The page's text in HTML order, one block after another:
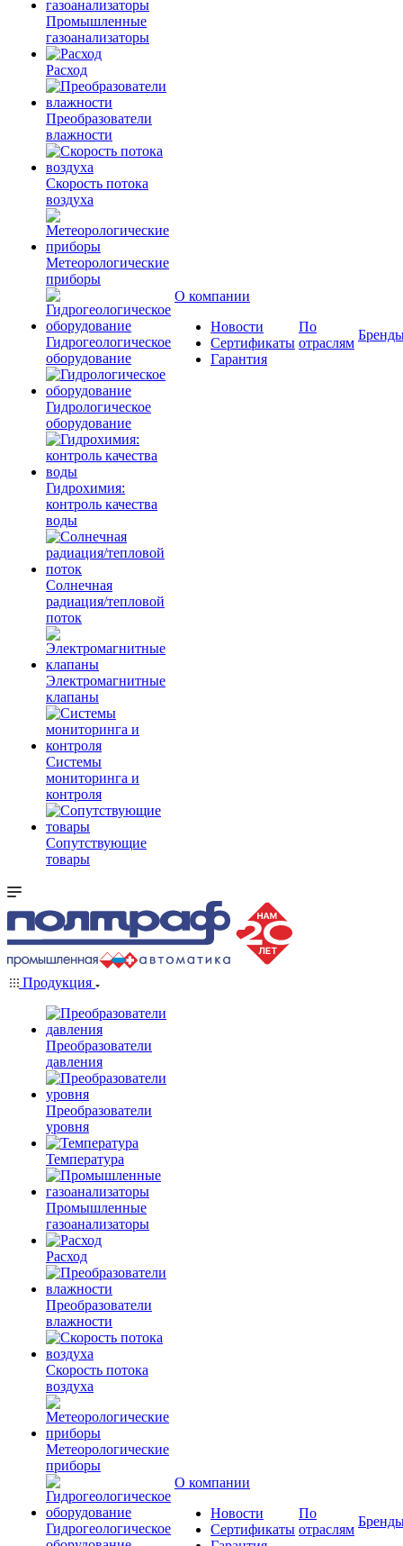
Промышленные
газоанализаторы
Расход
Преобразователи
влажности
Скорость потока
воздуха
Метеорологические
приборы
Гидрогеологическое
оборудование
Гидрологическое
оборудование
Гидрохимия:
контроль качества
воды
Солнечная
радиация/тепловой
поток
Электромагнитные
клапаны
Системы
мониторинга и
контроля
Сопутствующие
товары
О компании
Новости
Сертификаты
Гарантия
По
отраслям
Продукция
Преобразователи
давления
Преобразователи
уровня
Температура
Промышленные
газоанализаторы
Расход
Преобразователи
влажности
Скорость потока
воздуха
Метеорологические
приборы
Гидрогеологическое
О компании
Новости
Сертификаты
По
отраслям